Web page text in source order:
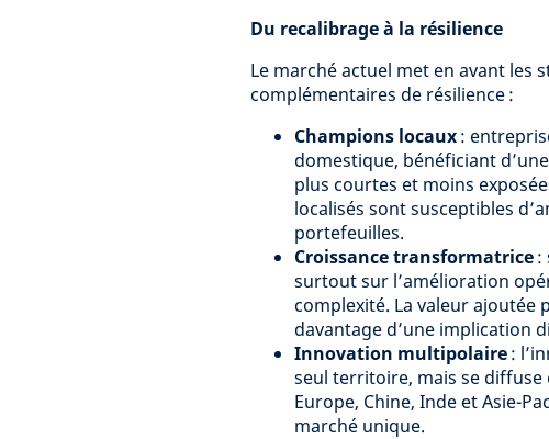
Du recalibrage à la résilience
Le marché actuel met en avant les
complémentaires de résilience :
Champions locaux:
domestique, bénéficiant
plus courtes et moins
localisés sont susceptibles
portefeuilles.
Croissance transformatrice:
surtout sur l’amélioration
complexité. La valeur ajoutée
davantage d’une implication
Innovation multipolaire:
seul territoire, mais se diffuse
Europe, Chine, Inde et Asie-
marché unique.